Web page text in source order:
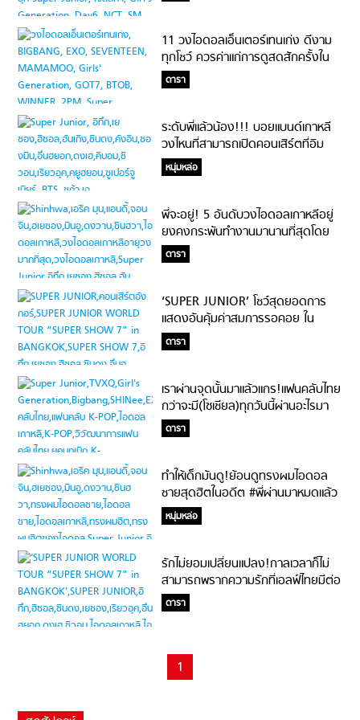
11 วงไอดอลเอ็นเตอร์เทนเก่ง ดีงาม
ทุกโชว์ ควรค่าแก่การดูสดสักครั้งใน
ชีวิต
ดารา
ระดับพี่แล้วน้อง!!! บอยแบนด์เกาหลี
วงไหนที่สามารถเปิดคอนเสิร์ตที่อิม
แพค อารีน่า เมืองทองธานีได้
หนุ่มหล่อ
พี่จะอยู่! 5 อันดับวงไอดอลเกาหลีอยู่
ยงคงกระพันทำงานมานานที่สุดโดย
ไม่มีการพักกิจกรรมวง
ดารา
‘SUPER JUNIOR’ โชว์สุดยอดการ
แสดงอันคุ้มค่าสมการรอคอย ใน
คอนเสิร์ตอังกอร์ ‘SUPER JUNIOR
WORLD TOUR “SUPER SHOW
ดารา
เราผ่านจุดนั้นมาแล้วแกร!แฟนคลับไทย
กว่าจะมี(โซเชียล)ทุกวันนี้ผ่านอะไรมา
บ้าง #รักทางไกลส่งใจไปเกาหลี
ดารา
ทำให้เด็กมันดู!ย้อนดูทรงผมไอดอล
ชายสุดฮิตในอดีต #พี่ผ่านมาหมดแล้ว
น้อง
หนุ่มหล่อ
รักไม่ยอมเปลี่ยนแปลง!กาลเวลาก็ไม่
สามารถพรากความรักที่เอลฟ์ไทยมีต่อ
Super Junior ได้ #จะแก่ไปด้วยกัน
ดารา
1